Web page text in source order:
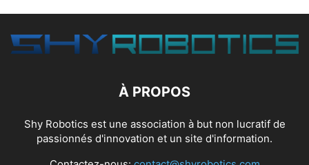
À PROPOS
Shy Robotics est une association à but non lucratif de
passionnés d'innovation et un site d'information.